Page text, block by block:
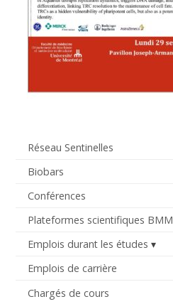
Réseau Sentinelles
Biobars
Conférences
Plateformes scientifiques BMM
Emplois durant les études
Emplois de carrière
Chargés de cours